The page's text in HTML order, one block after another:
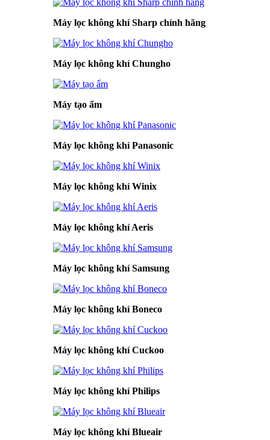
Máy lọc không khí Sharp chính hãng
Máy lọc không khí Chungho
Máy tạo ẩm
Máy lọc không khí Panasonic
Máy lọc không khí Winix
Máy lọc không khí Aeris
Máy lọc không khí Samsung
Máy lọc không khí Boneco
Máy lọc không khí Cuckoo
Máy lọc không khí Philips
Máy lọc không khí Blueair